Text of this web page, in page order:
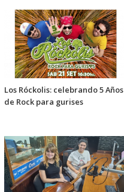
Los Róckolis: celebrando 5 Años
de Rock para gurises